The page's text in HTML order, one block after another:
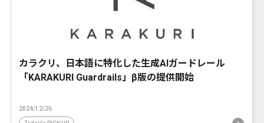
カラクリ、日本語に特化した生成AIガードレール
「KARAKURI Guardrails」β版の提供開始
2024/12/26